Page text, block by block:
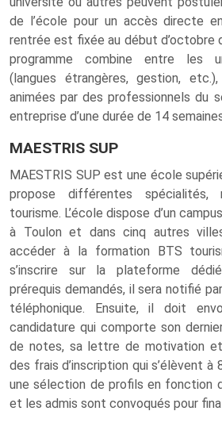
de l’école pour un accès directe
rentrée est fixée au début d’octobre
programme combine entre les
(langues étrangères, gestion,
animées par des professionnels du
entreprise d’une durée de 14
MAESTRIS SUP
MAESTRIS SUP est une école
propose différentes spécialités,
tourisme. L’école dispose d’un
à Toulon et dans cinq autres
accéder à la formation BTS
s’inscrire sur la plateforme
prérequis demandés, il sera notifié
téléphonique. Ensuite, il doit
candidature qui comporte son
de notes, sa lettre de motivation
des frais d’inscription qui s’élèvent à
une sélection de profils en fonction
et les admis sont convoqués pour